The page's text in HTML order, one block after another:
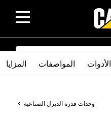
SEARCH
وحدات قدرة الديزل الصناعية
المزايا المواصفات الأدوات